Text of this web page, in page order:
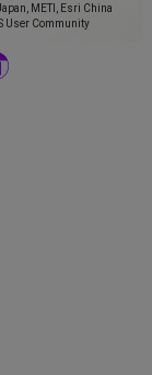
METI, Esri China
User Community